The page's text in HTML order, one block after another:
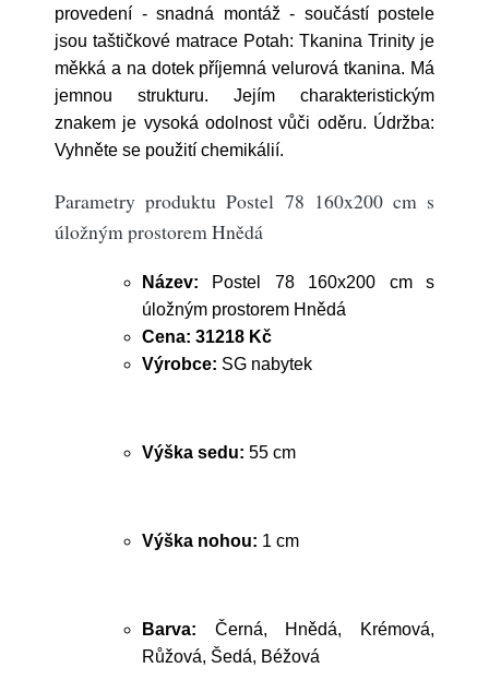
provedení - snadná montáž - součástí postele
jsou taštičkové matrace Potah: Tkanina Trinity je
měkká a na dotek příjemná velurová tkanina. Má
jemnou strukturu. Jejím charakteristickým
znakem je vysoká odolnost vůči oděru. Údržba:
Vyhněte se použití chemikálií.
Parametry produktu Postel 78 160x200 cm s
úložným prostorem Hnědá
Název: Postel 78 160x200 cm s
úložným prostorem Hnědá
Cena: 31218 Kč
Výrobce: SG nabytek
Výška sedu: 55 cm
Výška nohou: 1 cm
Barva: Černá, Hnědá, Krémová,
Růžová, Šedá, Béžová